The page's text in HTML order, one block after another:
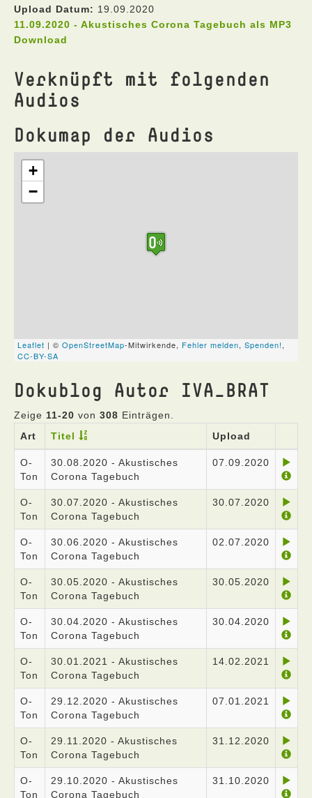
Upload Datum: 19.09.2020
11.09.2020 - Akustisches Corona Tagebuch als MP3
Download
Verknüpft mit folgenden
Audios
Dokumap der Audios
Dokublog Autor IVA_BRAT
Zeige 11-20 von 308 Einträgen.
Art
Titel Upload
O-
Ton
30.08.2020 - Akustisches
Corona Tagebuch
07.09.2020
O-
Ton
30.07.2020 - Akustisches
Corona Tagebuch
30.07.2020
O-
Ton
30.06.2020 - Akustisches
Corona Tagebuch
02.07.2020
O-
Ton
30.05.2020 - Akustisches
Corona Tagebuch
30.05.2020
O-
Ton
30.04.2020 - Akustisches
Corona Tagebuch
30.04.2020
O-
Ton
30.01.2021 - Akustisches
Corona Tagebuch
14.02.2021
O-
Ton
29.12.2020 - Akustisches
Corona Tagebuch
07.01.2021
O-
Ton
29.11.2020 - Akustisches
Corona Tagebuch
31.12.2020
O-
Ton
29.10.2020 - Akustisches
Corona Tagebuch
31.10.2020